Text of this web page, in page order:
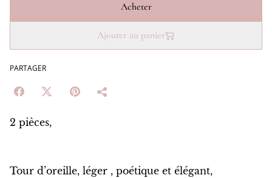
Acheter
Ajouter au panier
PARTAGER
2 pièces,
Tour d’oreille, léger , poétique et élégant,